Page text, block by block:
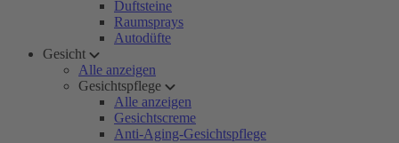
Duftsteine
Raumsprays
Autodüfte
Gesicht
Alle anzeigen
Gesichtspflege
Alle anzeigen
Gesichtscreme
Anti-Aging-Gesichtspflege